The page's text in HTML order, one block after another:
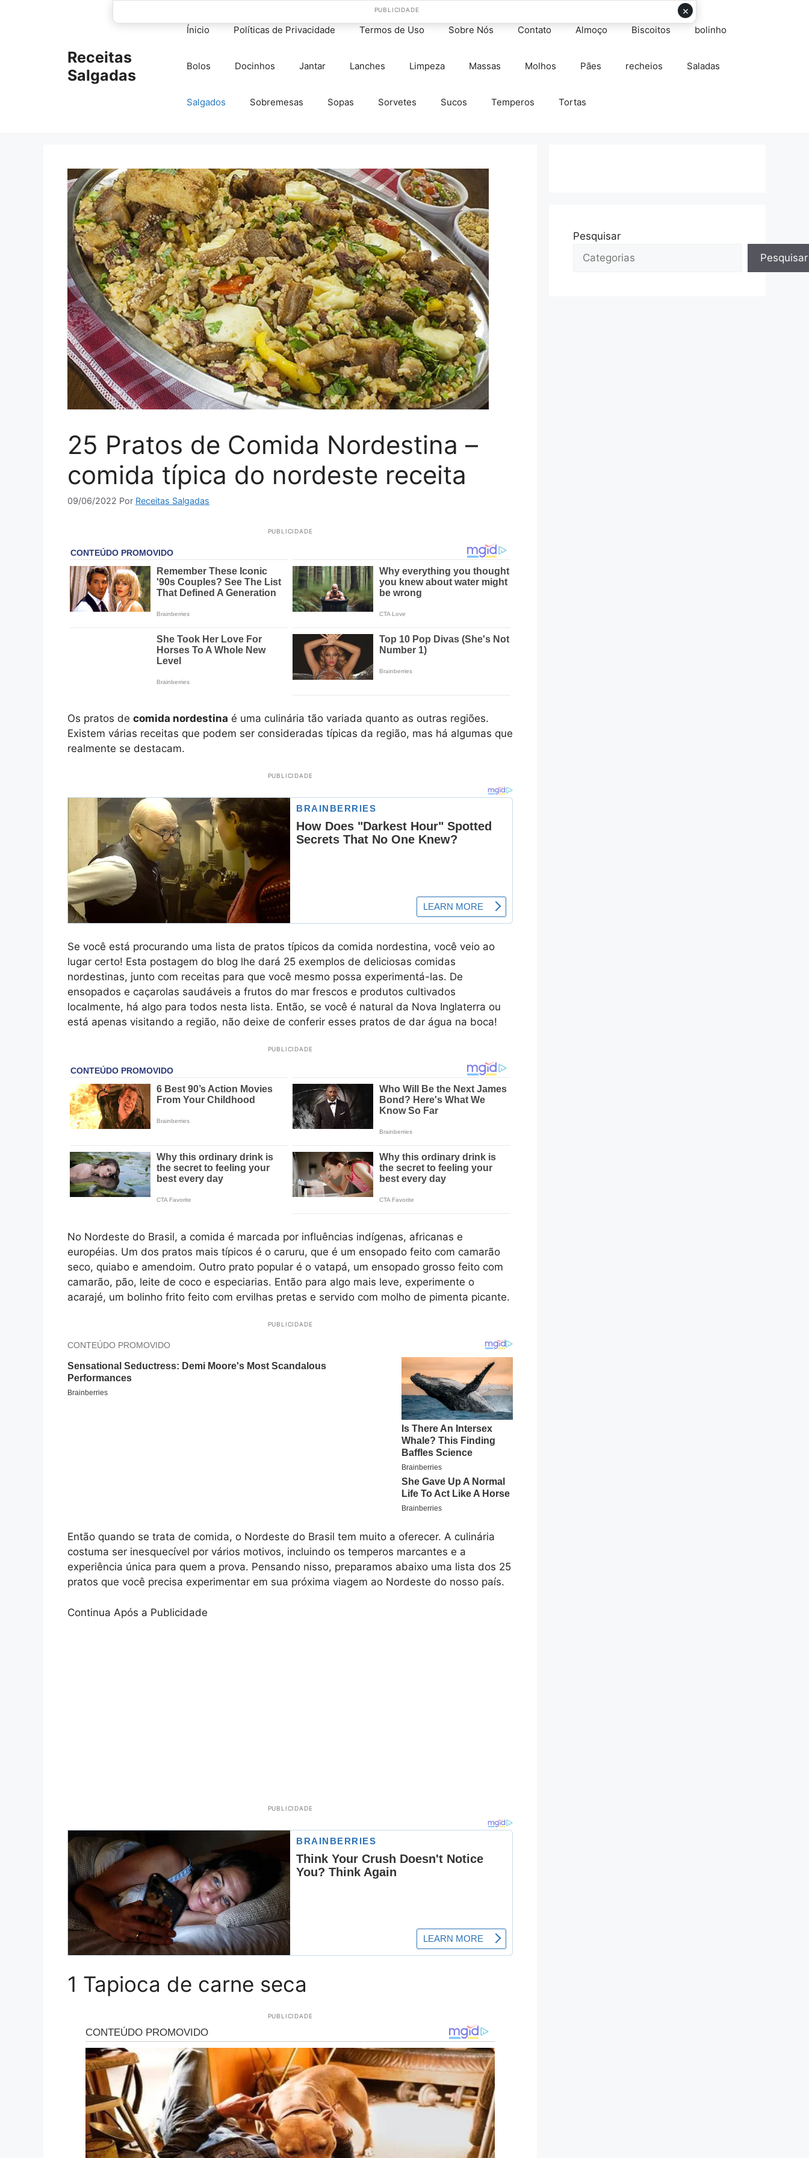
Receitas
Salgadas
Ínicio Políticas de Privacidade Termos de Uso Sobre Nós Contato Almoço Biscoitos bolinho
Bolos Docinhos Jantar Lanches Limpeza Massas Molhos Pães recheios Saladas
Salgados Sobremesas Sopas Sorvetes Sucos Temperos Tortas
25 Pratos de Comida Nordestina –
comida típica do nordeste receita
09/06/2022 Por Receitas Salgadas
PUBLICIDADE
Os pratos de comida nordestina é uma culinária tão variada quanto as outras regiões.
Existem várias receitas que podem ser consideradas típicas da região, mas há algumas que
realmente se destacam.
PUBLICIDADE
Se você está procurando uma lista de pratos típicos da comida nordestina, você veio ao
lugar certo! Esta postagem do blog lhe dará 25 exemplos de deliciosas comidas
nordestinas, junto com receitas para que você mesmo possa experimentá-las. De
ensopados e caçarolas saudáveis a frutos do mar frescos e produtos cultivados
localmente, há algo para todos nesta lista. Então, se você é natural da Nova Inglaterra ou
está apenas visitando a região, não deixe de conferir esses pratos de dar água na boca!
PUBLICIDADE
No Nordeste do Brasil, a comida é marcada por influências indígenas, africanas e
européias. Um dos pratos mais típicos é o caruru, que é um ensopado feito com camarão
seco, quiabo e amendoim. Outro prato popular é o vatapá, um ensopado grosso feito com
camarão, pão, leite de coco e especiarias. Então para algo mais leve, experimente o
acarajé, um bolinho frito feito com ervilhas pretas e servido com molho de pimenta picante.
PUBLICIDADE
Então quando se trata de comida, o Nordeste do Brasil tem muito a oferecer. A culinária
costuma ser inesquecível por vários motivos, incluindo os temperos marcantes e a
experiência única para quem a prova. Pensando nisso, preparamos abaixo uma lista dos 25
pratos que você precisa experimentar em sua próxima viagem ao Nordeste do nosso país.
Continua Após a Publicidade
PUBLICIDADE
1 Tapioca de carne seca
PUBLICIDADE
Pesquisar
Pesquisar
×
PUBLICIDADE